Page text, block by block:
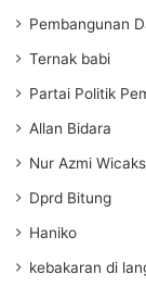
Pembangunan
Ternak babi
Partai Politik
Allan Bidara
Nur Azmi
Dprd Bitung
Haniko
kebakaran di